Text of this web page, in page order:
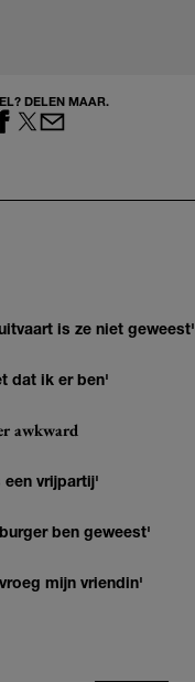
DELEN MAAR.
is ze niet geweest'
dat ik er ben'
awkward
een vrijpartij'
ben geweest'
mijn vriendin'